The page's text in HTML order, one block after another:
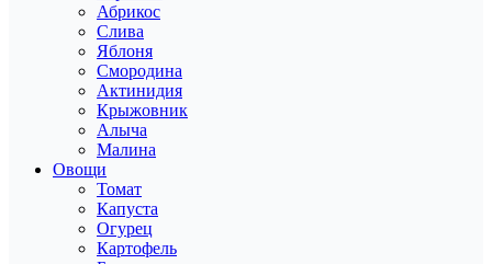
Абрикос
Слива
Яблоня
Смородина
Актинидия
Крыжовник
Алыча
Малина
Овощи
Томат
Капуста
Огурец
Картофель